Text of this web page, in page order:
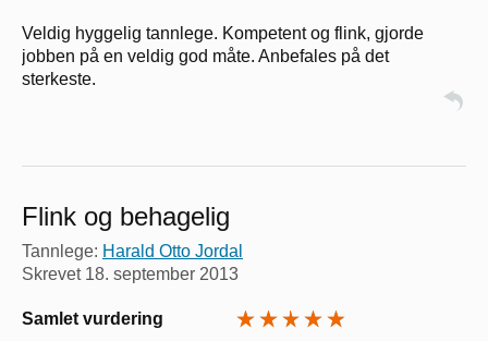
Veldig hyggelig tannlege. Kompetent og flink, gjorde
jobben på en veldig god måte. Anbefales på det
sterkeste.
Flink og behagelig
Tannlege: Harald Otto Jordal
Skrevet 18. september 2013
Samlet vurdering